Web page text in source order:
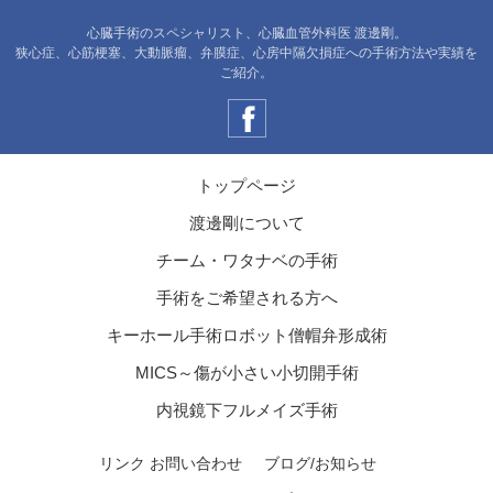
心臓手術のスペシャリスト、心臓血管外科医 渡邊剛。
狭心症、心筋梗塞、大動脈瘤、弁膜症、心房中隔欠損症への手術方法や実績を
ご紹介。
トップページ
渡邊剛について
チーム・ワタナベの手術
手術をご希望される方へ
キーホール手術ロボット僧帽弁形成術
MICS～傷が小さい小切開手術
内視鏡下フルメイズ手術
リンク お問い合わせ ブログ/お知らせ